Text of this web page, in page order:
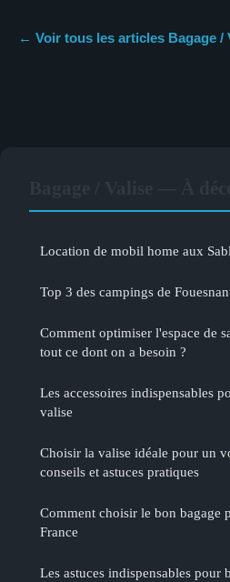
← Voir tous les articles Bagage /
Location de mobil home aux
Top 3 des campings de
Comment optimiser l'espace de
tout ce dont on a besoin ?
Les accessoires indispensables
valise
Choisir la valise idéale pour un
conseils et astuces pratiques
Comment choisir le bon bagage
France
Les astuces indispensables pour